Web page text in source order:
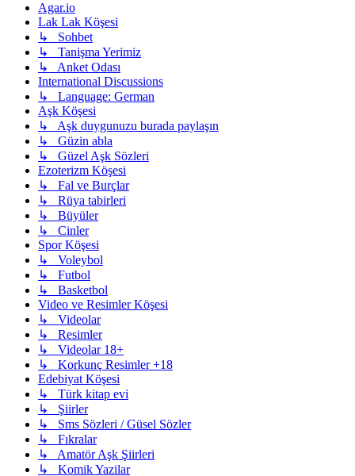
Agar.io
Lak Lak Köşesi
↳ Sohbet
↳ Tanişma Yerimiz
↳ Anket Odası
International Discussions
↳ Language: German
Aşk Köşesi
↳ Aşk duygunuzu burada paylaşın
↳ Güzin abla
↳ Güzel Aşk Sözleri
Ezoterizm Köşesi
↳ Fal ve Burçlar
↳ Rüya tabirleri
↳ Büyüler
↳ Cinler
Spor Köşesi
↳ Voleybol
↳ Futbol
↳ Basketbol
Video ve Resimler Köşesi
↳ Videolar
↳ Resimler
↳ Videolar 18+
↳ Korkunç Resimler +18
Edebiyat Köşesi
↳ Türk kitap evi
↳ Şiirler
↳ Sms Sözleri / Güsel Sözler
↳ Fıkralar
↳ Amatör Aşk Şiirleri
↳ Komik Yazilar